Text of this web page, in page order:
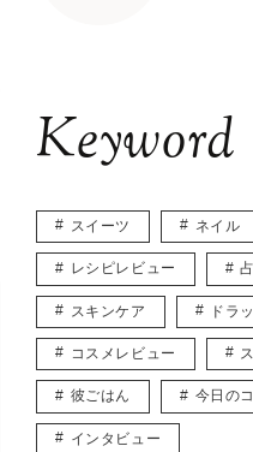
Keyword
スイーツ ネイル
レシピレビュー
スキンケア ドラ
コスメレビュー
彼ごはん 今日の
インタビュー